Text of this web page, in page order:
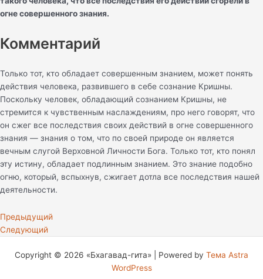
огне совершенного знания.
Комментарий
Только тот, кто обладает совершенным знанием, может понять
действия человека, развившего в себе сознание Кришны.
Поскольку человек, обладающий сознанием Кришны, не
стремится к чувственным наслаждениям, про него говорят, что
он сжег все последствия своих действий в огне совершенного
знания — знания о том, что по своей природе он является
вечным слугой Верховной Личности Бога. Только тот, кто понял
эту истину, обладает подлинным знанием. Это знание подобно
огню, который, вспыхнув, сжигает дотла все последствия нашей
деятельности.
Предыдущий
Следующий
Copyright © 2026 «Бхагавад-гита» | Powered by Тема Astra
WordPress